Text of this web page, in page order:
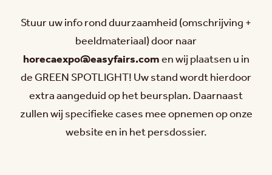
Stuur uw info rond duurzaamheid (omschrijving +
beeldmateriaal) door naar
horecaexpo@easyfairs.comen wij plaatsen u in
de GREEN SPOTLIGHT! Uw stand wordt hierdoor
extra aangeduid op het beursplan. Daarnaast
zullen wij specifieke cases mee opnemen op onze
website en in het persdossier.